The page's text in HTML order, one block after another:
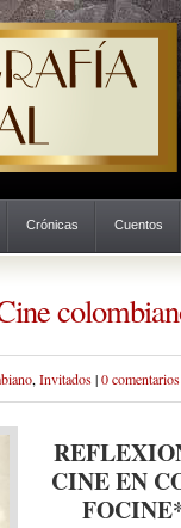
Crónicas Cuentos
, Invitados|0 comentarios
CINE EN